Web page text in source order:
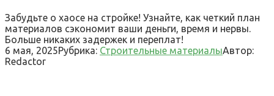
Забудьте о хаосе на стройке! Узнайте, как четкий план
материалов сэкономит ваши деньги, время и нервы.
Больше никаких задержек и переплат!
6 мая, 2025Рубрика: Строительные материалыАвтор:
Redactor